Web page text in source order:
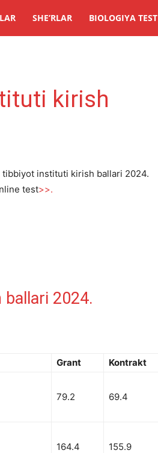
SHE’RLAR BIOLOGIYA TEST
kirish
tibbiyot instituti kirish ballari 2024.
test>>.
2024.
Grant
Kontrakt
79.2 69.4
164.4 155.9